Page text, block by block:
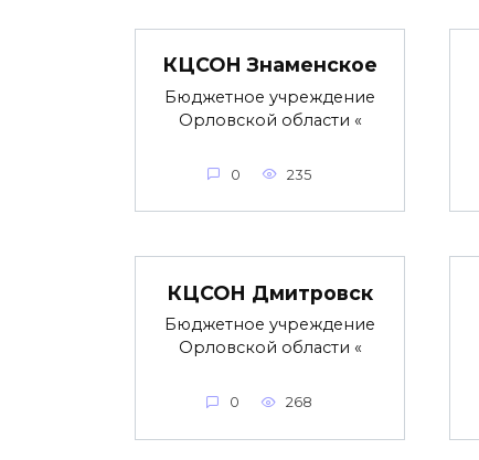
КЦСОН Знаменское
Бюджетное учреждение
Орловской области «
0 235
КЦСОН Дмитровск
Бюджетное учреждение
Орловской области «
0 268